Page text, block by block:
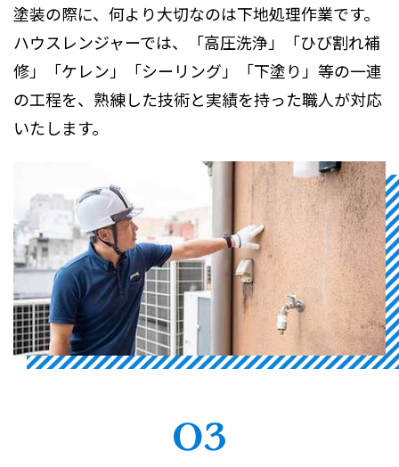
塗装の際に、何より大切なのは下地処理作業です。
ハウスレンジャーでは、「高圧洗浄」「ひび割れ補
修」「ケレン」「シーリング」「下塗り」等の一連
の工程を、熟練した技術と実績を持った職人が対応
いたします。